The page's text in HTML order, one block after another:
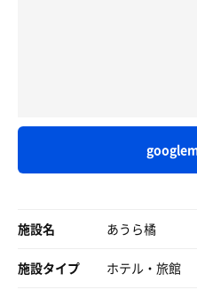
施設名 あうら橘
施設タイプ ホテル・旅館